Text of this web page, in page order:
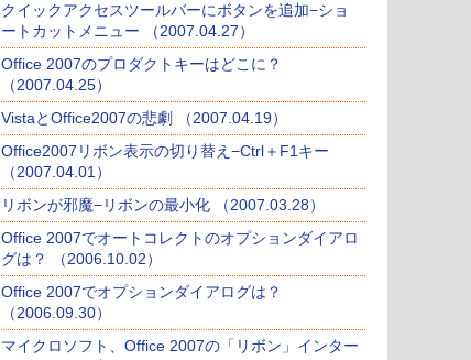
クイックアクセスツールバーにボタンを追加−ショ
ートカットメニュー （2007.04.27）
Office 2007のプロダクトキーはどこに？
（2007.04.25）
VistaとOffice2007の悲劇 （2007.04.19）
Office2007リボン表示の切り替え−Ctrl＋F1キー
（2007.04.01）
リボンが邪魔−リボンの最小化 （2007.03.28）
Office 2007でオートコレクトのオプションダイアロ
グは？ （2006.10.02）
Office 2007でオプションダイアログは？
（2006.09.30）
マイクロソフト、Office 2007の「リボン」インター